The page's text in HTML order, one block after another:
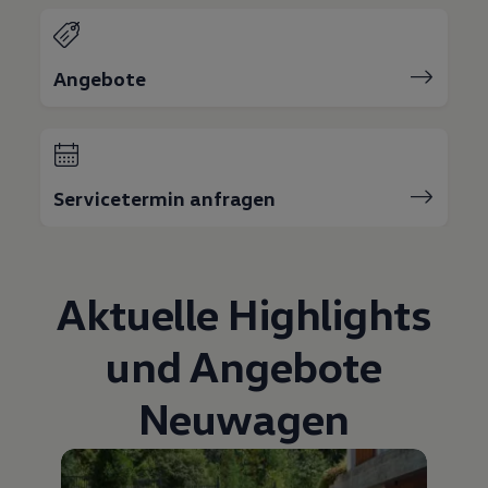
Angebote
Servicetermin anfragen
Aktuelle Highlights
und Angebote
Neuwagen